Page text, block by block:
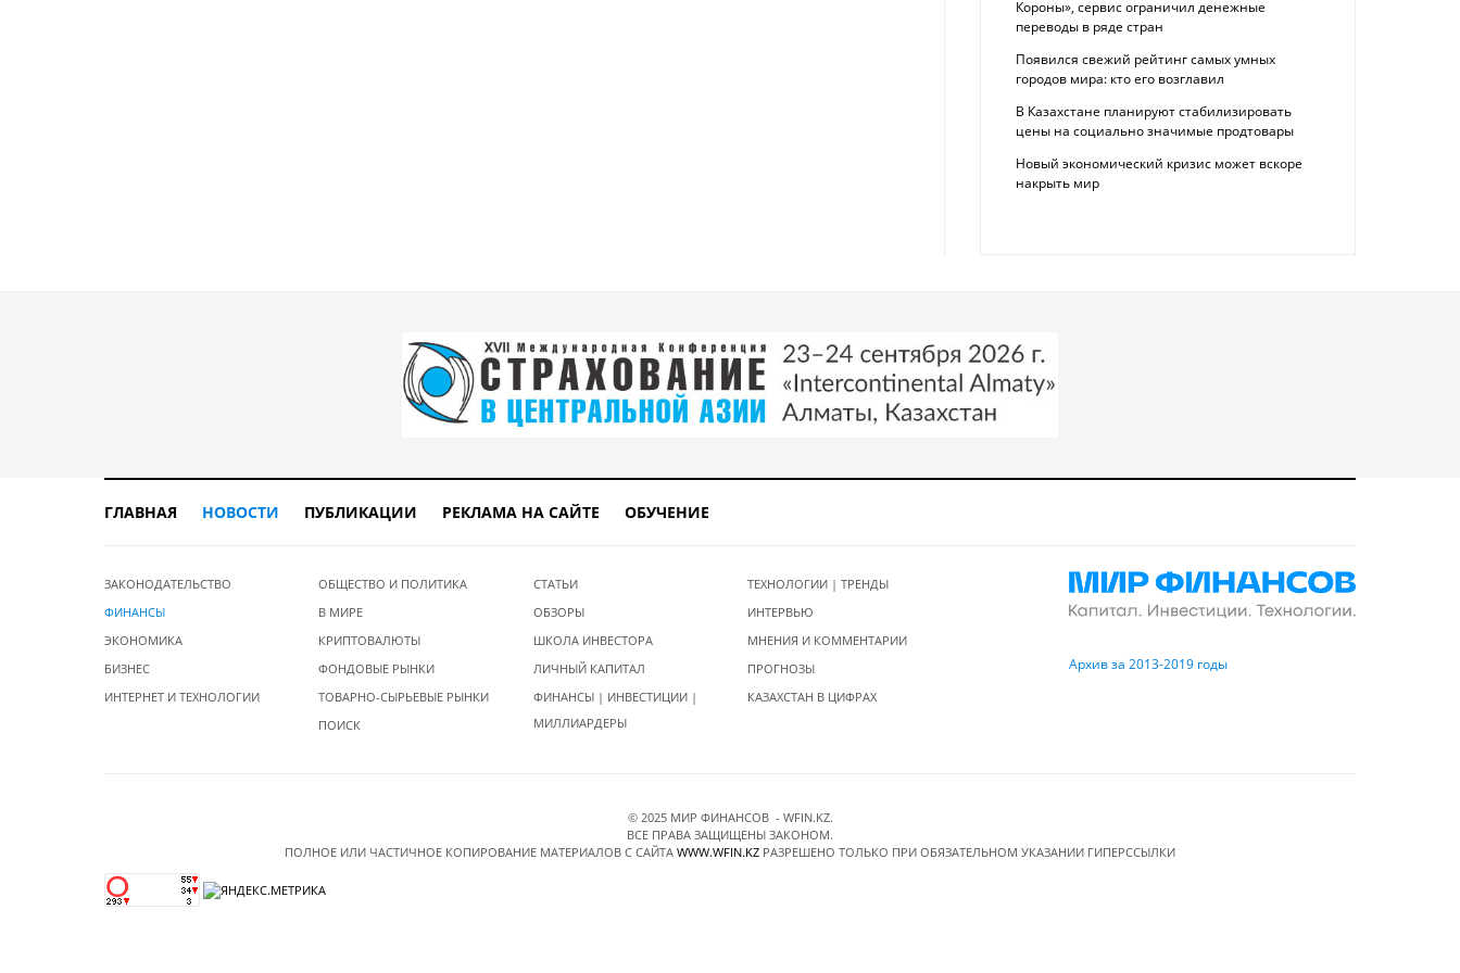
Короны», сервис ограничил денежные
переводы в ряде стран
Появился свежий рейтинг самых умных
городов мира: кто его возглавил
В Казахстане планируют стабилизировать
цены на социально значимые продтовары
Новый экономический кризис может вскоре
накрыть мир
ГЛАВНАЯ НОВОСТИ ПУБЛИКАЦИИ РЕКЛАМА НА САЙТЕ ОБУЧЕНИЕ
ЗАКОНОДАТЕЛЬСТВО
ФИНАНСЫ
ЭКОНОМИКА
БИЗНЕС
ИНТЕРНЕТ И ТЕХНОЛОГИИ
ОБЩЕСТВО И ПОЛИТИКА
В МИРЕ
КРИПТОВАЛЮТЫ
ФОНДОВЫЕ РЫНКИ
ТОВАРНО-СЫРЬЕВЫЕ РЫНКИ
ПОИСК
СТАТЬИ
ОБЗОРЫ
ШКОЛА ИНВЕСТОРА
ЛИЧНЫЙ КАПИТАЛ
ФИНАНСЫ | ИНВЕСТИЦИИ |
МИЛЛИАРДЕРЫ
ТЕХНОЛОГИИ | ТРЕНДЫ
ИНТЕРВЬЮ
МНЕНИЯ И КОММЕНТАРИИ
ПРОГНОЗЫ
КАЗАХСТАН В ЦИФРАХ
Архив за 2013-2019 годы
© 2025 МИР ФИНАНСОВ - WFIN.KZ.
ВСЕ ПРАВА ЗАЩИЩЕНЫ ЗАКОНОМ.
ПОЛНОЕ ИЛИ ЧАСТИЧНОЕ КОПИРОВАНИЕ МАТЕРИАЛОВ C САЙТА WWW.WFIN.KZ РАЗРЕШЕНО ТОЛЬКО ПРИ ОБЯЗАТЕЛЬНОМ УКАЗАНИИ ГИПЕРССЫЛКИ